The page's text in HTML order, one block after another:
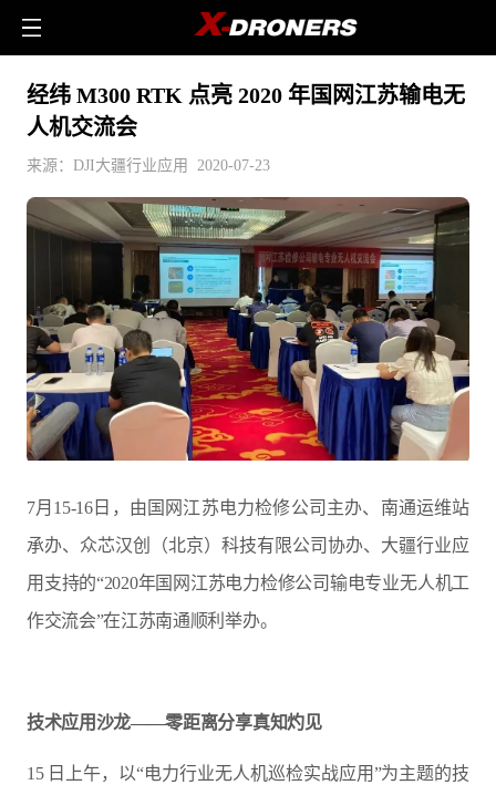
经纬 M300 RTK 点亮 2020 年国网江苏输电无
人机交流会
来源：DJI大疆行业应用 2020-07-23
7月15-16日，由国网江苏电力检修公司主办、南通运维站
承办、众芯汉创（北京）科技有限公司协办、大疆行业应
用支持的“2020年国网江苏电力检修公司输电专业无人机工
作交流会”在江苏南通顺利举办。
技术应用沙龙——零距离分享真知灼见
15 日上午，以“电力行业无人机巡检实战应用”为主题的技